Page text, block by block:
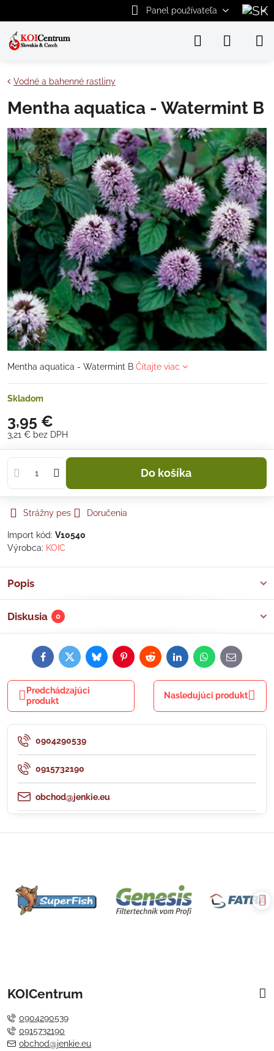
Panel používateľa
Vodné a bahenné rastliny
Mentha aquatica - Watermint B
Mentha aquatica - Watermint B Čítajte viac
Skladom
3,95 €
3,21 € bez DPH
Do košíka
Strážny pes Doručenia
Import kód: V10540
Výrobca: KOIC
Popis
Diskusia 0
FacebookTwitterBlueskyPinterestRedditLinkedInWhatsApp
E-
mail
Predchádzajúci
produkt
Nasledujúci produkt
0904290539
0915732190
obchod@jenkie.eu
KOICentrum
0904290539
0915732190
obchod@jenkie.eu